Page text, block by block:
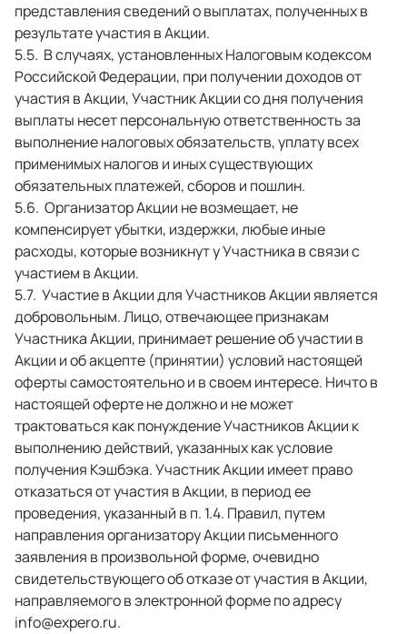
представления сведений о выплатах, полученных в
результате участия в Акции.
В случаях, установленных Налоговым кодексом
Российской Федерации, при получении доходов от
участия в Акции, Участник Акции со дня получения
выплаты несет персональную ответственность за
выполнение налоговых обязательств, уплату всех
применимых налогов и иных существующих
обязательных платежей, сборов и пошлин.
Организатор Акции не возмещает, не
компенсирует убытки, издержки, любые иные
расходы, которые возникнут у Участника в связи с
участием в Акции.
Участие в Акции для Участников Акции является
добровольным. Лицо, отвечающее признакам
Участника Акции, принимает решение об участии в
Акции и об акцепте (принятии) условий настоящей
оферты самостоятельно и в своем интересе. Ничто в
настоящей оферте не должно и не может
трактоваться как понуждение Участников Акции к
выполнению действий, указанных как условие
получения Кэшбэка. Участник Акции имеет право
отказаться от участия в Акции, в период ее
проведения, указанный в п. 1.4. Правил, путем
направления организатору Акции письменного
заявления в произвольной форме, очевидно
свидетельствующего об отказе от участия в Акции,
направляемого в электронной форме по адресу
info@expero.ru.